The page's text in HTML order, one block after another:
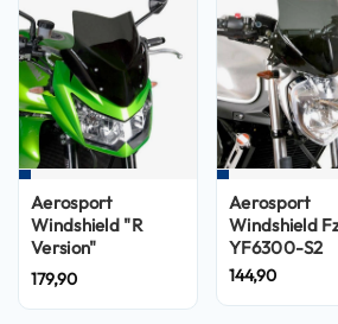
n
m
e
t
z
o
n
n
e
v
i
z
i
e
Aerosport
Windshield "R
Version"
KN7300/07R
179,90
Aerosport
Windshield
YF6300-S2
144,90